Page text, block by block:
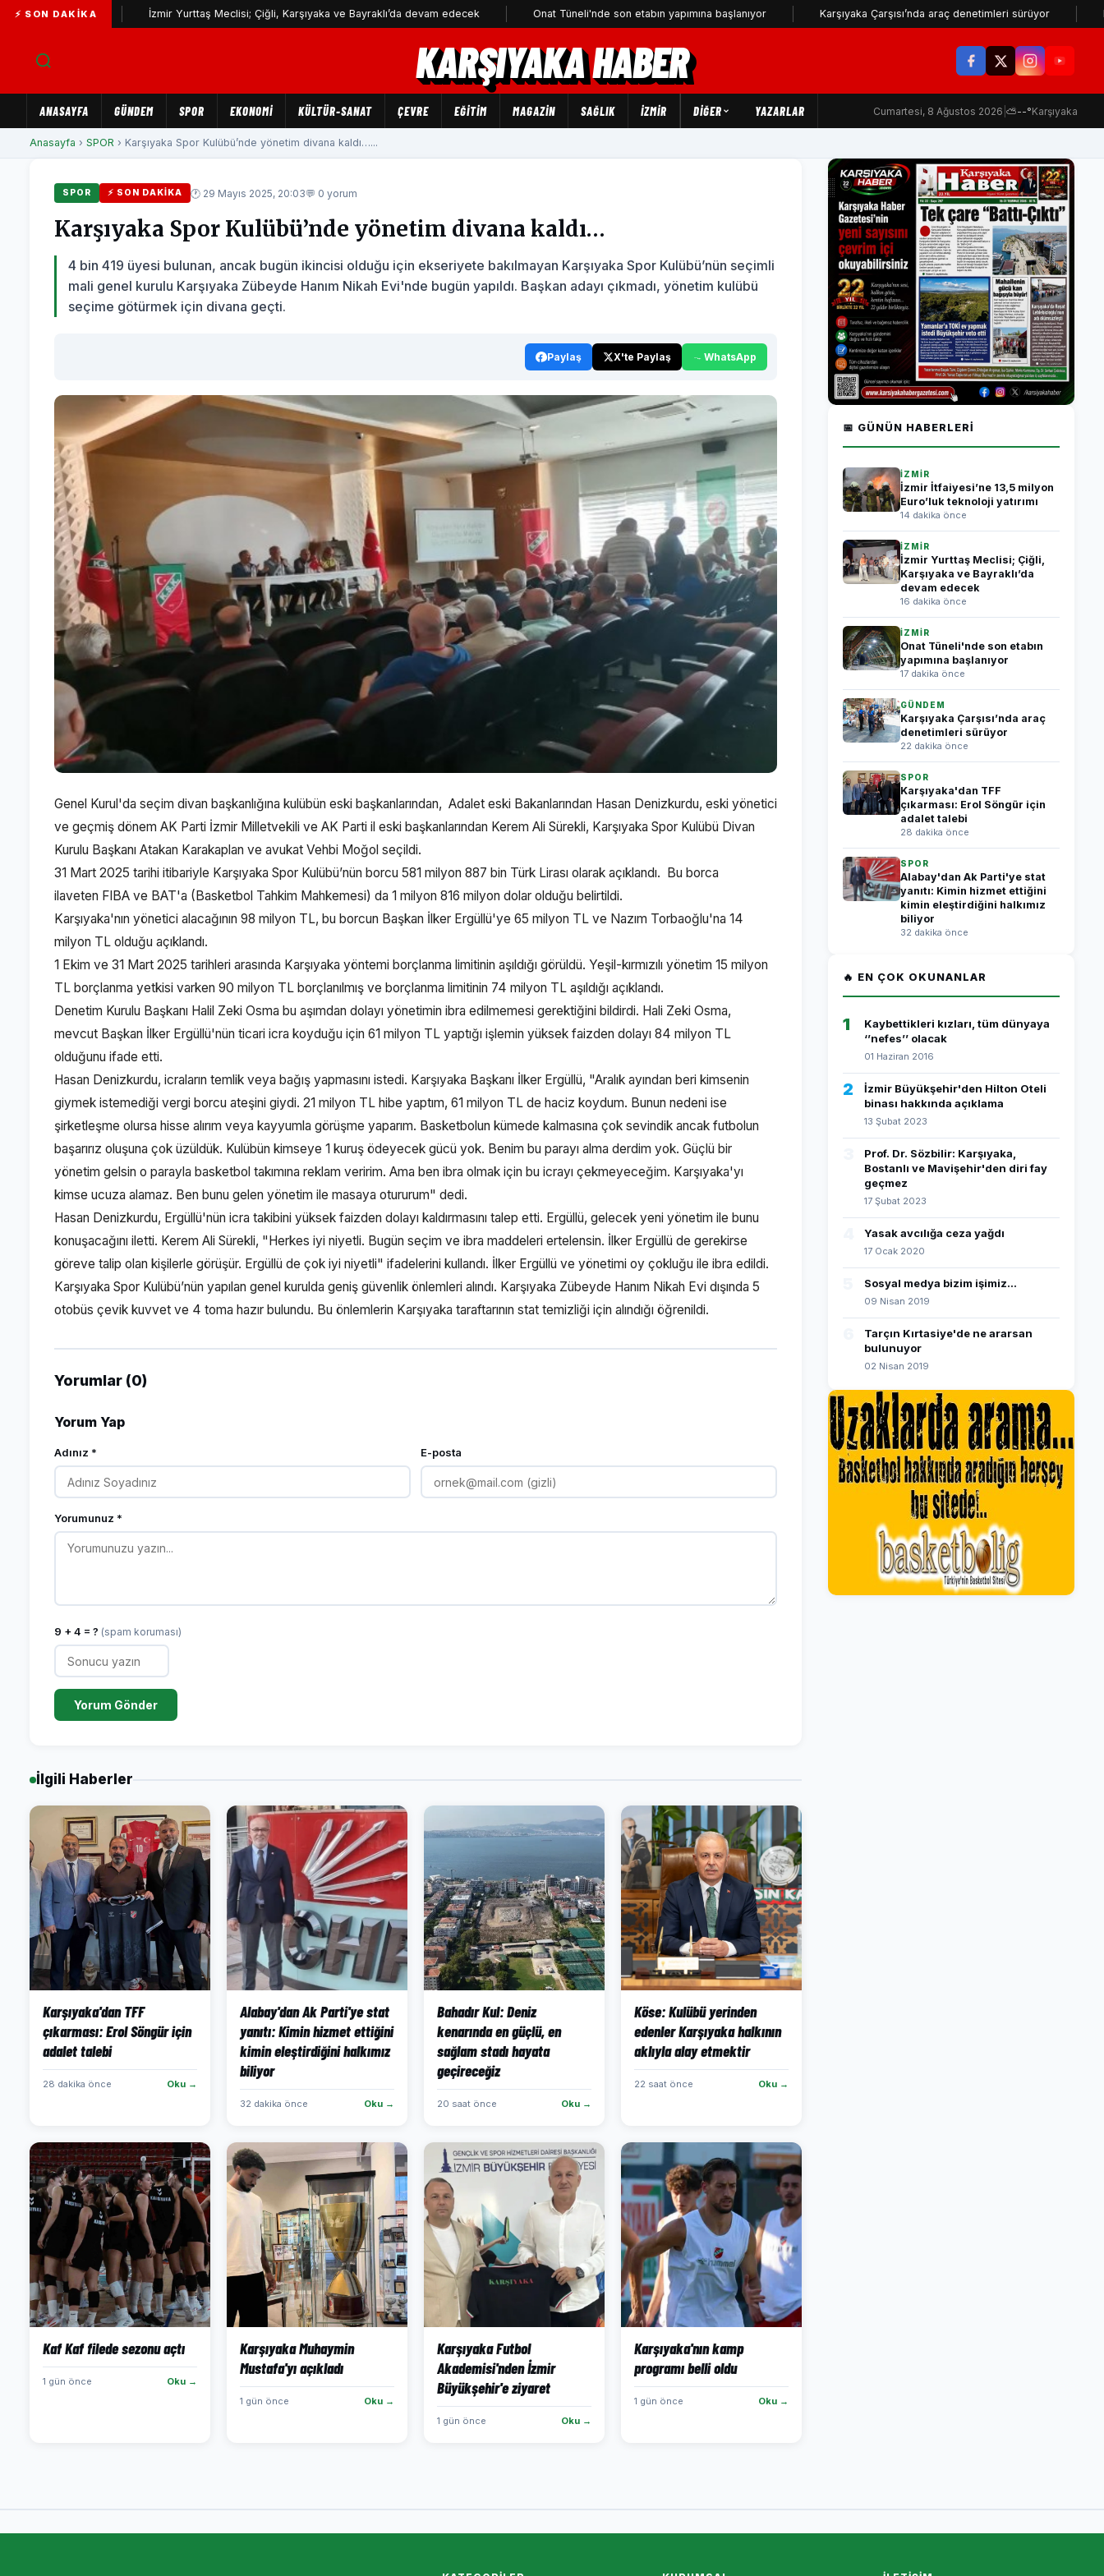
⚡ SON DAKIKAİzmir Yurttaş Meclisi; Çiğli, Karşıyaka ve Bayraklı’da devam edecek Onat Tüneli'nde son etabın yapımına başlanıyor Karşıyaka Çarşısı’nda araç denetimleri sürüyor
KARŞIYAKA HABER
ANASAYFA GÜNDEM SPOR EKONOMİ KÜLTÜR-SANAT ÇEVRE EĞİTİM MAGAZİN SAĞLIK İZMİR DIĞER YAZARLAR Cumartesi, 8 Ağustos 2026 ⛅--°Karşıyaka
Anasayfa › SPOR › Karşıyaka Spor Kulübü’nde yönetim divana kaldı…...
SPOR ⚡ SON DAKIKA 🕐 29 Mayıs 2025, 20:03💬 0 yorum
Karşıyaka Spor Kulübü’nde yönetim divana kaldı…
4 bin 419 üyesi bulunan, ancak bugün ikincisi olduğu için ekseriyete bakılmayan Karşıyaka Spor Kulübü’nün seçimli
mali genel kurulu Karşıyaka Zübeyde Hanım Nikah Evi'nde bugün yapıldı. Başkan adayı çıkmadı, yönetim kulübü
seçime götürmek için divana geçti.
Paylaş X'te Paylaş WhatsApp
Genel Kurul'da seçim divan başkanlığına kulübün eski başkanlarından, Adalet eski Bakanlarından Hasan Denizkurdu, eski yönetici
ve geçmiş dönem AK Parti İzmir Milletvekili ve AK Parti il eski başkanlarından Kerem Ali Sürekli, Karşıyaka Spor Kulübü Divan
Kurulu Başkanı Atakan Karakaplan ve avukat Vehbi Moğol seçildi.
31 Mart 2025 tarihi itibariyle Karşıyaka Spor Kulübü’nün borcu 581 milyon 887 bin Türk Lirası olarak açıklandı. Bu borca
ilaveten FIBA ve BAT'a (Basketbol Tahkim Mahkemesi) da 1 milyon 816 milyon dolar olduğu belirtildi.
Karşıyaka'nın yönetici alacağının 98 milyon TL, bu borcun Başkan İlker Ergüllü'ye 65 milyon TL ve Nazım Torbaoğlu'na 14
milyon TL olduğu açıklandı.
1 Ekim ve 31 Mart 2025 tarihleri arasında Karşıyaka yöntemi borçlanma limitinin aşıldığı görüldü. Yeşil-kırmızılı yönetim 15 milyon
TL borçlanma yetkisi varken 90 milyon TL borçlanılmış ve borçlanma limitinin 74 milyon TL aşıldığı açıklandı.
Denetim Kurulu Başkanı Halil Zeki Osma bu aşımdan dolayı yönetimin ibra edilmemesi gerektiğini bildirdi. Hali Zeki Osma,
mevcut Başkan İlker Ergüllü'nün ticari icra koyduğu için 61 milyon TL yaptığı işlemin yüksek faizden dolayı 84 milyon TL
olduğunu ifade etti.
Hasan Denizkurdu, icraların temlik veya bağış yapmasını istedi. Karşıyaka Başkanı İlker Ergüllü, "Aralık ayından beri kimsenin
giymek istemediği vergi borcu ateşini giydi. 21 milyon TL hibe yaptım, 61 milyon TL de haciz koydum. Bunun nedeni ise
şirketleşme olursa hisse alırım veya kayyumla görüşme yaparım. Basketbolun kümede kalmasına çok sevindik ancak futbolun
başarırız oluşuna çok üzüldük. Kulübün kimseye 1 kuruş ödeyecek gücü yok. Benim bu parayı alma derdim yok. Güçlü bir
yönetim gelsin o parayla basketbol takımına reklam veririm. Ama ben ibra olmak için bu icrayı çekmeyeceğim. Karşıyaka'yı
kimse ucuza alamaz. Ben bunu gelen yönetim ile masaya otururum" dedi.
Hasan Denizkurdu, Ergüllü'nün icra takibini yüksek faizden dolayı kaldırmasını talep etti. Ergüllü, gelecek yeni yönetim ile bunu
konuşacağını iletti. Kerem Ali Sürekli, "Herkes iyi niyetli. Bugün seçim ve ibra maddeleri ertelensin. İlker Ergüllü de gerekirse
göreve talip olan kişilerle görüşür. Ergüllü de çok iyi niyetli" ifadelerini kullandı. İlker Ergüllü ve yönetimi oy çokluğu ile ibra edildi.
Karşıyaka Spor Kulübü’nün yapılan genel kurulda geniş güvenlik önlemleri alındı. Karşıyaka Zübeyde Hanım Nikah Evi dışında 5
otobüs çevik kuvvet ve 4 toma hazır bulundu. Bu önlemlerin Karşıyaka taraftarının stat temizliği için alındığı öğrenildi.
Yorumlar (0)
Yorum Yap
Adınız * E-posta
Yorumunuz *
9 + 4 = ? (spam koruması)
Yorum Gönder
İlgili Haberler
Karşıyaka'dan TFF
çıkarması: Erol Söngür için
adalet talebi
28 dakika önce Oku →
Alabay'dan Ak Parti'ye stat
yanıtı: Kimin hizmet ettiğini
kimin eleştirdiğini halkımız
biliyor
32 dakika önce Oku →
Bahadır Kul: Deniz
kenarında en güçlü, en
sağlam stadı hayata
geçireceğiz
20 saat önce Oku →
Köse: Kulübü yerinden
edenler Karşıyaka halkının
aklıyla alay etmektir
22 saat önce Oku →
Kaf Kaf filede sezonu açtı
1 gün önce Oku →
Karşıyaka Muhaymin
Mustafa'yı açıkladı
1 gün önce Oku →
Karşıyaka Futbol
Akademisi'nden İzmir
Büyükşehir'e ziyaret
1 gün önce Oku →
Karşıyaka'nın kamp
programı belli oldu
1 gün önce Oku →
📅 GÜNÜN HABERLERI
İZMİR
İzmir İtfaiyesi’ne 13,5 milyon
Euro’luk teknoloji yatırımı
14 dakika önce
İZMİR
İzmir Yurttaş Meclisi; Çiğli,
Karşıyaka ve Bayraklı’da
devam edecek
16 dakika önce
İZMİR
Onat Tüneli'nde son etabın
yapımına başlanıyor
17 dakika önce
GÜNDEM
Karşıyaka Çarşısı’nda araç
denetimleri sürüyor
22 dakika önce
SPOR
Karşıyaka'dan TFF
çıkarması: Erol Söngür için
adalet talebi
28 dakika önce
SPOR
Alabay'dan Ak Parti'ye stat
yanıtı: Kimin hizmet ettiğini
kimin eleştirdiğini halkımız
biliyor
32 dakika önce
🔥 EN ÇOK OKUNANLAR
1
Kaybettikleri kızları, tüm dünyaya
‘’nefes’’ olacak
01 Haziran 2016
2
İzmir Büyükşehir'den Hilton Oteli
binası hakkında açıklama
13 Şubat 2023
Prof. Dr. Sözbilir: Karşıyaka,
Bostanlı ve Mavişehir'den diri fay
geçmez
17 Şubat 2023
Yasak avcılığa ceza yağdı
17 Ocak 2020
Sosyal medya bizim işimiz...
09 Nisan 2019
Tarçın Kırtasiye'de ne ararsan
bulunuyor
02 Nisan 2019